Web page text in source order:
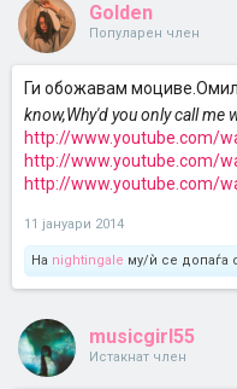
Golden
Популарен член
Ги обожавам
know,Why'd you only call me
http://www.youtube.com/
http://www.youtube.com/
http://www.youtube.com/
11 јануари 2014
На nightingale му/ѝ се допаѓа
musicgirl55
Истакнат член